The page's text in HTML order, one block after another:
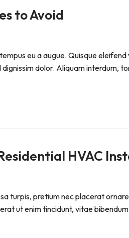
to Avoid
eu a augue. Quisque
dolor. Aliquam interdum,
HVAC
turpis, pretium nec placerat
ut enim tincidunt, vitae